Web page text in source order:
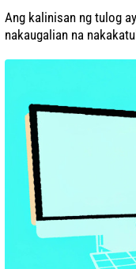
Ang kalinisan ng tulog
nakaugalian na